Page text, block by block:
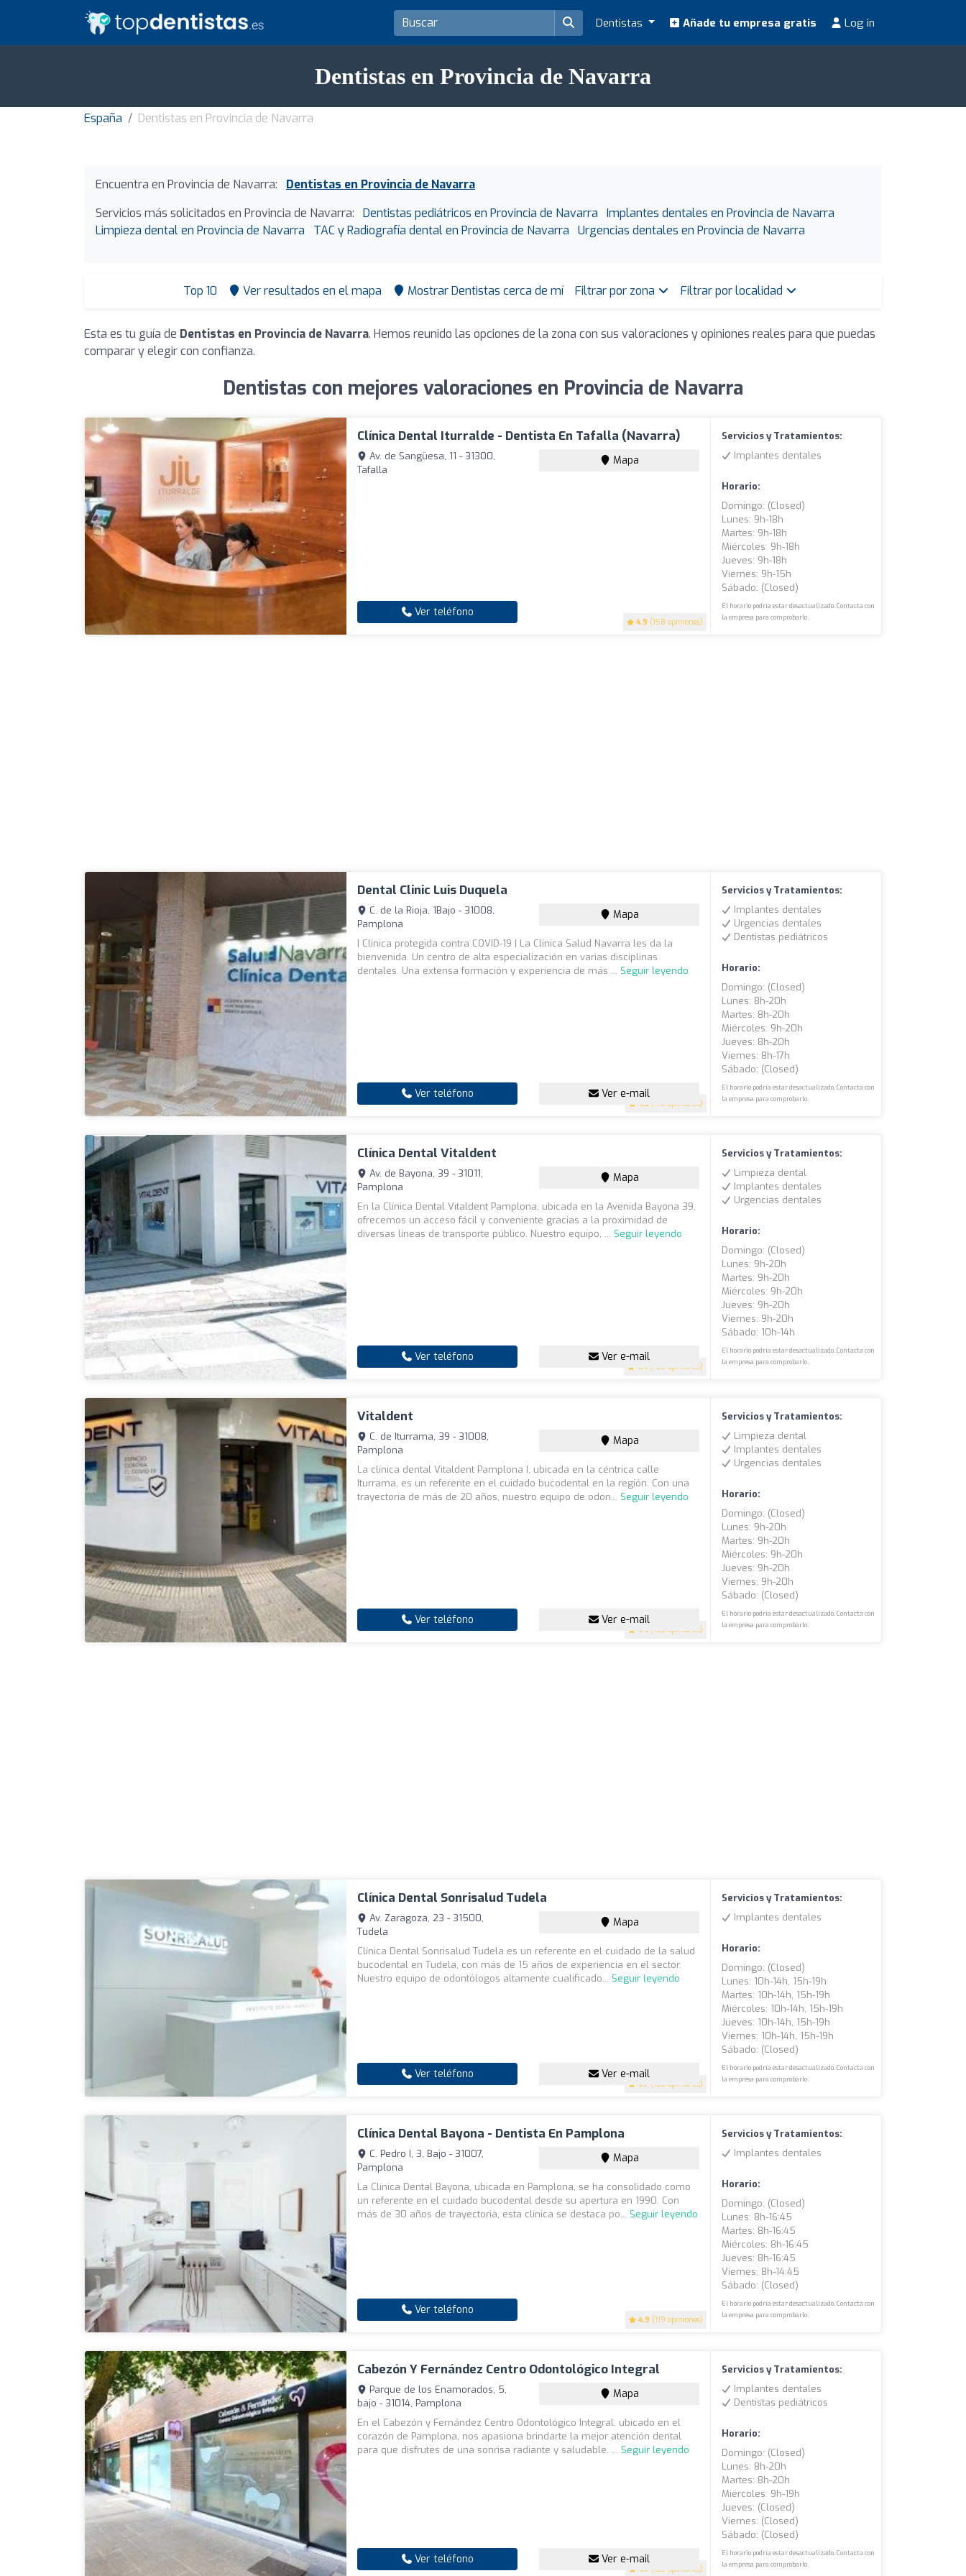
Dentistas Añade tu empresa gratis Log in
Dentistas en Provincia de Navarra
España Dentistas en Provincia de Navarra
Encuentra en Provincia de Navarra:
Dentistas en Provincia de Navarra
Servicios más solicitados en Provincia de Navarra:
Dentistas pediátricos en Provincia de Navarra
Implantes dentales en Provincia de Navarra
Limpieza dental en Provincia de Navarra
TAC y Radiografía dental en Provincia de Navarra Urgencias dentales en Provincia de Navarra
Top 10 Ver resultados en el mapa Mostrar Dentistas cerca de mí Filtrar por zona Filtrar por localidad
Esta es tu guía de Dentistas en Provincia de Navarra. Hemos reunido las opciones de la zona con sus valoraciones y opiniones reales para que puedas
comparar y elegir con confianza.
Dentistas con mejores valoraciones en Provincia de Navarra
Clínica Dental Iturralde - Dentista En Tafalla (Navarra)
4.9 (158 opiniones)
Av. de Sangüesa, 11 - 31300,
Tafalla
Mapa
Ver teléfono
Servicios y Tratamientos:
Implantes dentales
Horario:
Domingo: (closed)
Lunes: 9h-18h
Martes: 9h-18h
Miércoles: 9h-18h
Jueves: 9h-18h
Viernes: 9h-15h
Sábado: (closed)
El horario podría estar desactualizado. Contacta con
la empresa para comprobarlo.
Dental Clinic Luis Duquela
4.5 (176 opiniones)
C. de la Rioja, 1Bajo - 31008,
Pamplona
Mapa
| Clínica protegida contra COVID-19 | La Clínica Salud Navarra les da la
bienvenida. Un centro de alta especialización en varias disciplinas
dentales. Una extensa formación y experiencia de más ... Seguir leyendo
Ver teléfono Ver e-mail
Servicios y Tratamientos:
Implantes dentales
Urgencias dentales
Dentistas pediátricos
Horario:
Domingo: (closed)
Lunes: 8h-20h
Martes: 8h-20h
Miércoles: 9h-20h
Jueves: 8h-20h
Viernes: 8h-17h
Sábado: (closed)
El horario podría estar desactualizado. Contacta con
la empresa para comprobarlo.
Clínica Dental Vitaldent
4.4 (165 opiniones)
Av. de Bayona, 39 - 31011,
Pamplona
Mapa
En la Clínica Dental Vitaldent Pamplona, ubicada en la Avenida Bayona 39,
ofrecemos un acceso fácil y conveniente gracias a la proximidad de
diversas líneas de transporte público. Nuestro equipo, ... Seguir leyendo
Ver teléfono Ver e-mail
Servicios y Tratamientos:
Limpieza dental
Implantes dentales
Urgencias dentales
Horario:
Domingo: (closed)
Lunes: 9h-20h
Martes: 9h-20h
Miércoles: 9h-20h
Jueves: 9h-20h
Viernes: 9h-20h
Sábado: 10h-14h
El horario podría estar desactualizado. Contacta con
la empresa para comprobarlo.
Vitaldent
4.4 (163 opiniones)
C. de Iturrama, 39 - 31008,
Pamplona
Mapa
La clínica dental Vitaldent Pamplona I, ubicada en la céntrica calle
Iturrama, es un referente en el cuidado bucodental en la región. Con una
trayectoria de más de 20 años, nuestro equipo de odon... Seguir leyendo
Ver teléfono Ver e-mail
Servicios y Tratamientos:
Limpieza dental
Implantes dentales
Urgencias dentales
Horario:
Domingo: (closed)
Lunes: 9h-20h
Martes: 9h-20h
Miércoles: 9h-20h
Jueves: 9h-20h
Viernes: 9h-20h
Sábado: (closed)
El horario podría estar desactualizado. Contacta con
la empresa para comprobarlo.
Clínica Dental Sonrisalud Tudela
4.7 (130 opiniones)
Av. Zaragoza, 23 - 31500,
Tudela
Mapa
Clínica Dental Sonrisalud Tudela es un referente en el cuidado de la salud
bucodental en Tudela, con más de 15 años de experiencia en el sector.
Nuestro equipo de odontólogos altamente cualificado... Seguir leyendo
Ver teléfono Ver e-mail
Servicios y Tratamientos:
Implantes dentales
Horario:
Domingo: (closed)
Lunes: 10h-14h, 15h-19h
Martes: 10h-14h, 15h-19h
Miércoles: 10h-14h, 15h-19h
Jueves: 10h-14h, 15h-19h
Viernes: 10h-14h, 15h-19h
Sábado: (closed)
El horario podría estar desactualizado. Contacta con
la empresa para comprobarlo.
Clínica Dental Bayona - Dentista En Pamplona
4.9 (119 opiniones)
C. Pedro I, 3, Bajo - 31007,
Pamplona
Mapa
La Clínica Dental Bayona, ubicada en Pamplona, se ha consolidado como
un referente en el cuidado bucodental desde su apertura en 1990. Con
más de 30 años de trayectoria, esta clínica se destaca po... Seguir leyendo
Ver teléfono
Servicios y Tratamientos:
Implantes dentales
Horario:
Domingo: (closed)
Lunes: 8h-16:45
Martes: 8h-16:45
Miércoles: 8h-16:45
Jueves: 8h-16:45
Viernes: 8h-14:45
Sábado: (closed)
El horario podría estar desactualizado. Contacta con
la empresa para comprobarlo.
Cabezón Y Fernández Centro Odontológico Integral
4.7 (123 opiniones)
Parque de los Enamorados, 5,
bajo - 31014, Pamplona
Mapa
En el Cabezón y Fernández Centro Odontológico Integral, ubicado en el
corazón de Pamplona, nos apasiona brindarte la mejor atención dental
para que disfrutes de una sonrisa radiante y saludable. ... Seguir leyendo
Ver teléfono Ver e-mail
Servicios y Tratamientos:
Implantes dentales
Dentistas pediátricos
Horario:
Domingo: (closed)
Lunes: 8h-20h
Martes: 8h-20h
Miércoles: 9h-19h
Jueves: (closed)
Viernes: (closed)
Sábado: (closed)
El horario podría estar desactualizado. Contacta con
la empresa para comprobarlo.